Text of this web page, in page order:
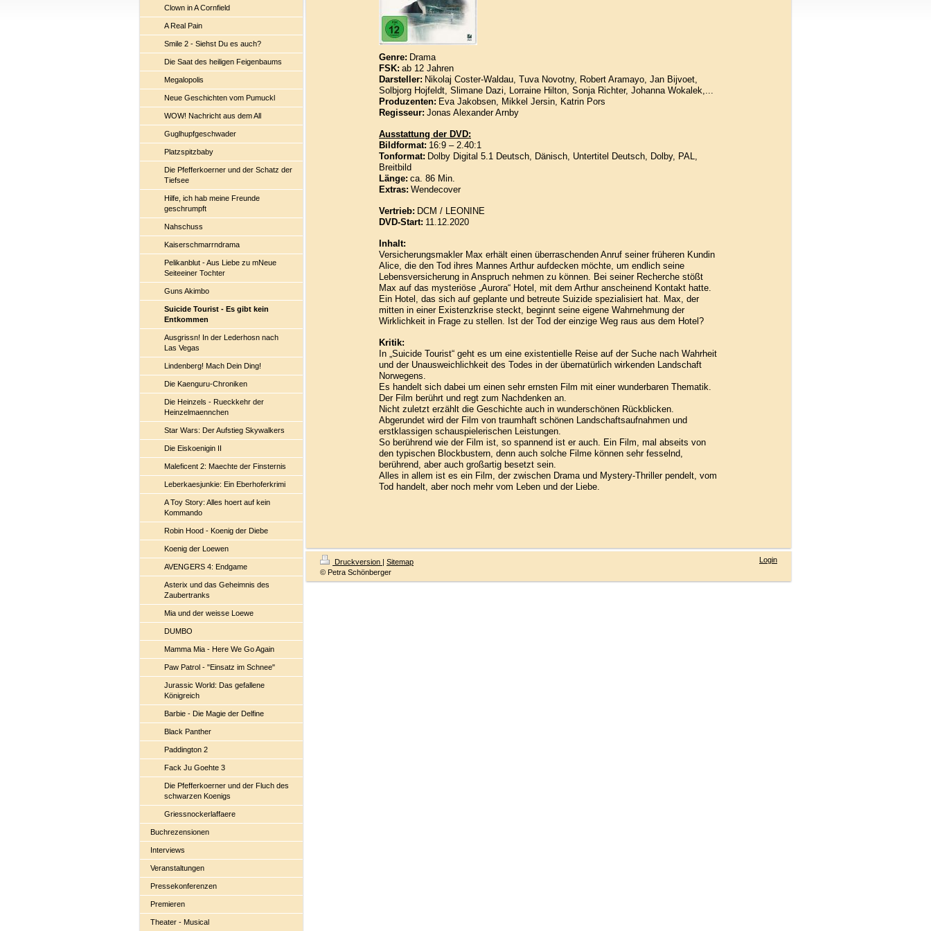
Clown in A Cornfield
A Real Pain
Smile 2 - Siehst Du es auch?
Die Saat des heiligen Feigenbaums
Megalopolis
Neue Geschichten vom Pumuckl
WOW! Nachricht aus dem All
Guglhupfgeschwader
Platzspitzbaby
Die Pfefferkoerner und der Schatz der
Tiefsee
Hilfe, ich hab meine Freunde
geschrumpft
Nahschuss
Kaiserschmarrndrama
Pelikanblut - Aus Liebe zu mNeue
Seiteeiner Tochter
Guns Akimbo
Suicide Tourist - Es gibt kein
Entkommen
Ausgrissn! In der Lederhosn nach
Las Vegas
Lindenberg! Mach Dein Ding!
Die Kaenguru-Chroniken
Die Heinzels - Rueckkehr der
Heinzelmaennchen
Star Wars: Der Aufstieg Skywalkers
Die Eiskoenigin II
Maleficent 2: Maechte der Finsternis
Leberkaesjunkie: Ein Eberhoferkrimi
A Toy Story: Alles hoert auf kein
Kommando
Robin Hood - Koenig der Diebe
Koenig der Loewen
AVENGERS 4: Endgame
Asterix und das Geheimnis des
Zaubertranks
Mia und der weisse Loewe
DUMBO
Mamma Mia - Here We Go Again
Paw Patrol - "Einsatz im Schnee"
Jurassic World: Das gefallene
Königreich
Barbie - Die Magie der Delfine
Black Panther
Paddington 2
Fack Ju Goehte 3
Die Pfefferkoerner und der Fluch des
schwarzen Koenigs
Griessnockerlaffaere
Buchrezensionen
Interviews
Veranstaltungen
Pressekonferenzen
Premieren
Theater - Musical
Genre: Drama
FSK: ab 12 Jahren
Darsteller: Nikolaj Coster-Waldau, Tuva Novotny, Robert Aramayo, Jan Bijvoet,
Solbjorg Hojfeldt, Slimane Dazi, Lorraine Hilton, Sonja Richter, Johanna Wokalek,...
Produzenten: Eva Jakobsen, Mikkel Jersin, Katrin Pors
Regisseur: Jonas Alexander Arnby
Ausstattung der DVD:
Bildformat: 16:9 – 2.40:1
Tonformat: Dolby Digital 5.1 Deutsch, Dänisch, Untertitel Deutsch, Dolby, PAL,
Breitbild
Länge: ca. 86 Min.
Extras: Wendecover
Vertrieb: DCM / LEONINE
DVD-Start: 11.12.2020
Inhalt:
Versicherungsmakler Max erhält einen überraschenden Anruf seiner früheren Kundin
Alice, die den Tod ihres Mannes Arthur aufdecken möchte, um endlich seine
Lebensversicherung in Anspruch nehmen zu können. Bei seiner Recherche stößt
Max auf das mysteriöse „Aurora“ Hotel, mit dem Arthur anscheinend Kontakt hatte.
Ein Hotel, das sich auf geplante und betreute Suizide spezialisiert hat. Max, der
mitten in einer Existenzkrise steckt, beginnt seine eigene Wahrnehmung der
Wirklichkeit in Frage zu stellen. Ist der Tod der einzige Weg raus aus dem Hotel?
Kritik:
In „Suicide Tourist“ geht es um eine existentielle Reise auf der Suche nach Wahrheit
und der Unausweichlichkeit des Todes in der übernatürlich wirkenden Landschaft
Norwegens.
Es handelt sich dabei um einen sehr ernsten Film mit einer wunderbaren Thematik.
Der Film berührt und regt zum Nachdenken an.
Nicht zuletzt erzählt die Geschichte auch in wunderschönen Rückblicken.
Abgerundet wird der Film von traumhaft schönen Landschaftsaufnahmen und
erstklassigen schauspielerischen Leistungen.
So berührend wie der Film ist, so spannend ist er auch. Ein Film, mal abseits von
den typischen Blockbustern, denn auch solche Filme können sehr fesselnd,
berührend, aber auch großartig besetzt sein.
Alles in allem ist es ein Film, der zwischen Drama und Mystery-Thriller pendelt, vom
Tod handelt, aber noch mehr vom Leben und der Liebe.
Druckversion | Sitemap
© Petra Schönberger
Login